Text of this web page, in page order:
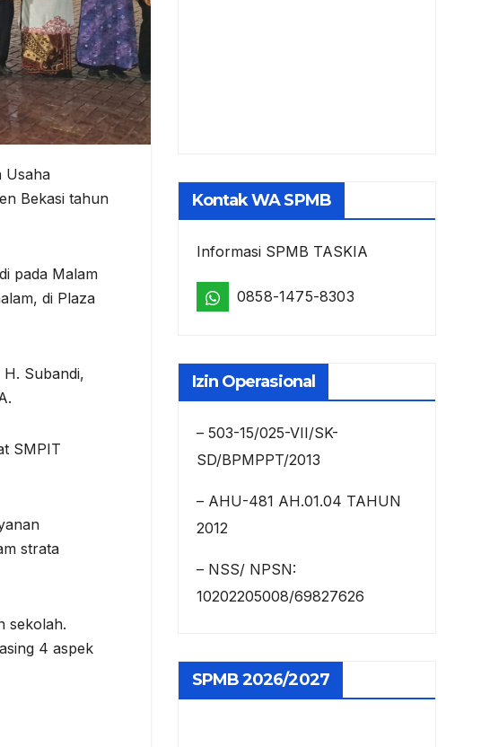
Usaha
Bekasi tahun
pada Malam
di Plaza
Subandi,
SMPIT
strata
sekolah.
4 aspek
Kontak WA SPMB
Informasi SPMB TASKIA
0858-1475-8303
Izin Operasional
– 503-15/025-VII/SK-
SD/BPMPPT/2013
– AHU-481 AH.01.04 TAHUN
2012
– NSS/ NPSN:
10202205008/69827626
SPMB 2026/2027